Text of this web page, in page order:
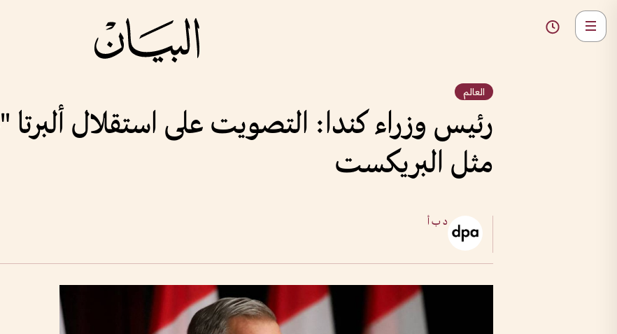
العالم
رئيس وزراء كندا: التصويت على استقلال
مثل البريكست
د ب أ